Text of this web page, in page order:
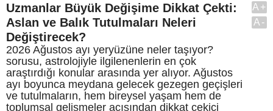
Uzmanlar Büyük Değişime Dikkat Çekti:
Aslan ve Balık Tutulmaları Neleri
Değiştirecek?
2026 Ağustos ayı yeryüzüne neler taşıyor?
sorusu, astrolojiyle ilgilenenlerin en çok
araştırdığı konular arasında yer alıyor. Ağustos
ayı boyunca meydana gelecek gezegen geçişleri
ve tutulmaların, hem bireysel yaşam hem de
toplumsal gelişmeler açısından dikkat çekici
A+
A-